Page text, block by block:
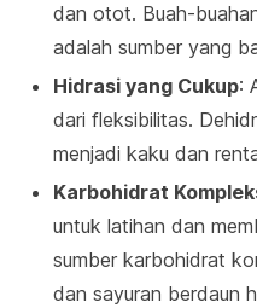
dan otot. Buah-
adalah sumber yang
Hidrasi yang Cukup:
dari fleksibilitas.
menjadi kaku dan
Karbohidrat
untuk latihan dan
sumber karbohidrat
dan sayuran berdaun